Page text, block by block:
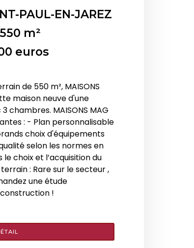
PAUL-EN-JAREZ
m²
euros
de 550 m², MAISONS
maison neuve d'une
chambres. MAISONS MAG
: - Plan personnalisable
choix d'équipements
selon les normes en
choix et l’acquisition du
: Rare sur le secteur ,
une étude
!